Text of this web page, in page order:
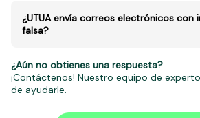
¿UTUA envía correos electrónicos con
falsa?
¿Aún no obtienes una respuesta?
¡Contáctenos! Nuestro equipo de
de ayudarle.